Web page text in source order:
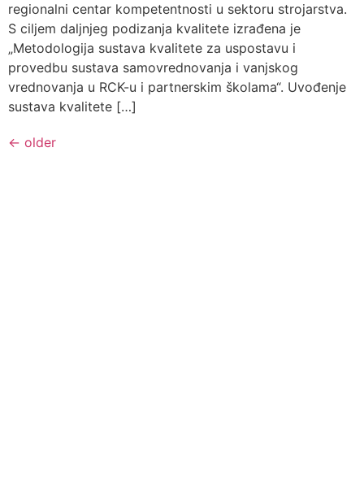
regionalni centar kompetentnosti u sektoru strojarstva.
S ciljem daljnjeg podizanja kvalitete izrađena je
„Metodologija sustava kvalitete za uspostavu i
provedbu sustava samovrednovanja i vanjskog
vrednovanja u RCK-u i partnerskim školama“. Uvođenje
sustava kvalitete […]
← older